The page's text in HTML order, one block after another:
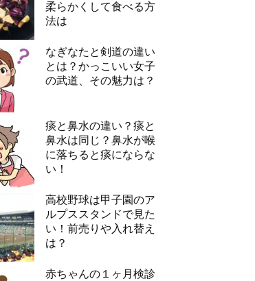
柔らかくして食べる方
法は
なぎなたと剣道の違い
とは？かっこいい女子
の武道、その魅力は？
痰と鼻水の違い？痰と
鼻水は同じ？鼻水が喉
に落ちると痰にならな
い！
高校野球は甲子園のア
ルプススタンドで見た
い！前売りや入れ替え
は？
赤ちゃんの１ヶ月検診